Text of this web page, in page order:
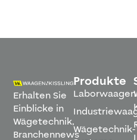
Erhalten Sie
Einblicke in
Wägetechnik,
Branchennews
Produkte
Laborwaagen
Wägetechnik-